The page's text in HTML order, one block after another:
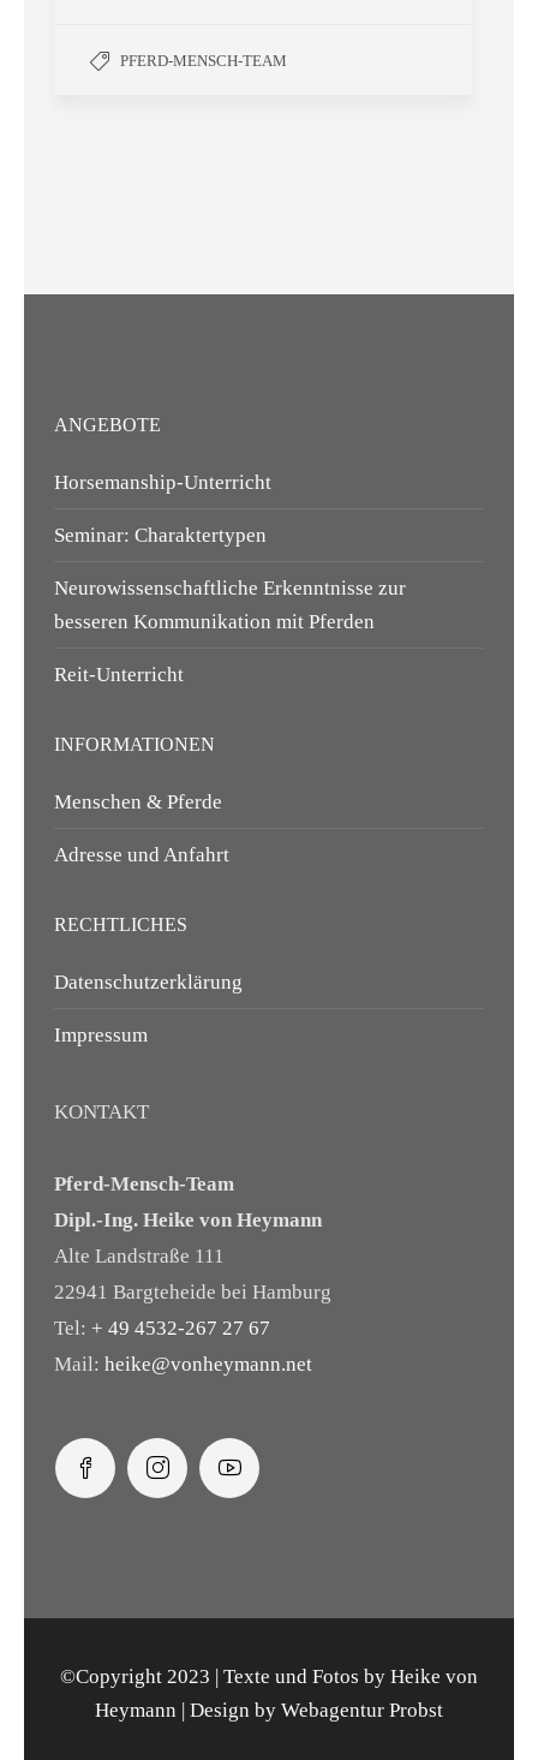
PFERD-MENSCH-TEAM
ANGEBOTE
Horsemanship-Unterricht
Seminar: Charaktertypen
Neurowissenschaftliche Erkenntnisse zur
besseren Kommunikation mit Pferden
Reit-Unterricht
INFORMATIONEN
Menschen & Pferde
Adresse und Anfahrt
RECHTLICHES
Datenschutzerklärung
Impressum
KONTAKT
Pferd-Mensch-Team
Dipl.-Ing. Heike von Heymann
Alte Landstraße 111
22941 Bargteheide bei Hamburg
Tel: + 49 4532-267 27 67
Mail: heike@vonheymann.net
©Copyright 2023 | Texte und Fotos by Heike von
Heymann | Design by Webagentur Probst